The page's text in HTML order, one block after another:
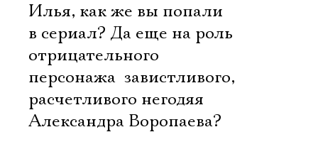
Илья, как же вы попали
в сериал? Да еще на роль
отрицательного
персонажа  завистливого,
расчетливого негодяя
Александра Воропаева?